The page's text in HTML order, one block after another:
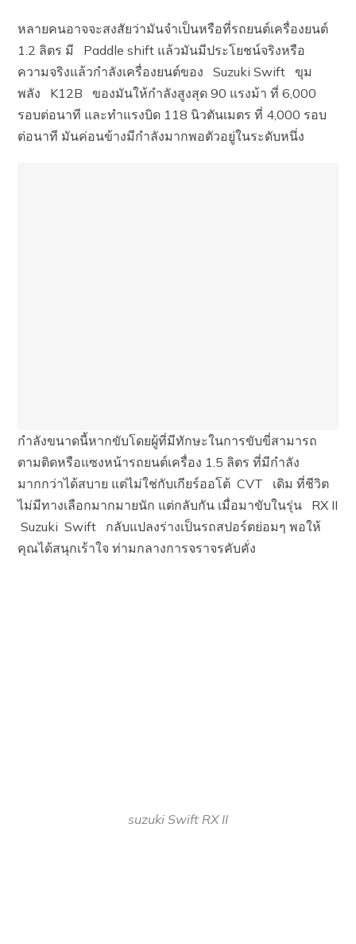
หลายคนอาจจะสงสัยว่ามันจำเป็นหรือที่รถยนต์เครื่องยนต์
1.2 ลิตร มี Paddle shift แล้วมันมีประโยชน์จริงหรือ
ความจริงแล้วกำลังเครื่องยนต์ของ Suzuki Swift ขุม
พลัง K12B ของมันให้กำลังสูงสุด 90 แรงม้า ที่ 6,000
รอบต่อนาที และทำแรงบิด 118 นิวตันเมตร ที่ 4,000 รอบ
ต่อนาที มันค่อนข้างมีกำลังมากพอตัวอยู่ในระดับหนึ่ง
กำลังขนาดนี้หากขับโดยผู้ที่มีทักษะในการขับขี่สามารถ
ตามติดหรือแซงหน้ารถยนต์เครื่อง 1.5 ลิตร ที่มีกำลัง
มากกว่าได้สบาย แต่ไม่ใช่กับเกียร์ออโต้ CVT เดิม ที่ชีวิต
ไม่มีทางเลือกมากมายนัก แต่กลับกัน เมื่อมาขับในรุ่น RX II
Suzuki Swift กลับแปลงร่างเป็นรถสปอร์ตย่อมๆ พอให้
คุณได้สนุกเร้าใจ ท่ามกลางการจราจรคับคั่ง
suzuki Swift RX II